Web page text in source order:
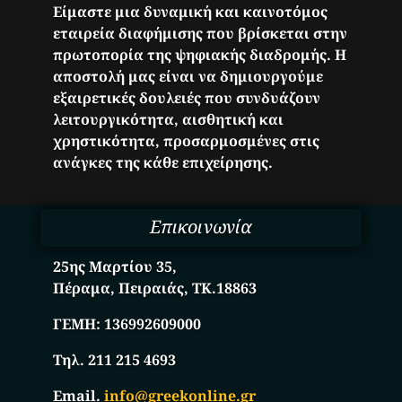
Είμαστε μια δυναμική και καινοτόμος
εταιρεία διαφήμισης που βρίσκεται στην
πρωτοπορία της ψηφιακής διαδρομής. Η
αποστολή μας είναι να δημιουργούμε
εξαιρετικές δουλειές που συνδυάζουν
λειτουργικότητα, αισθητική και
χρηστικότητα, προσαρμοσμένες στις
ανάγκες της κάθε επιχείρησης.
Επικοινωνία
25ης Μαρτίου 35,
Πέραμα, Πειραιάς, ΤΚ.18863
ΓΕΜΗ:136992609000
Τηλ. 211 215 4693
Email.info@greekonline.gr